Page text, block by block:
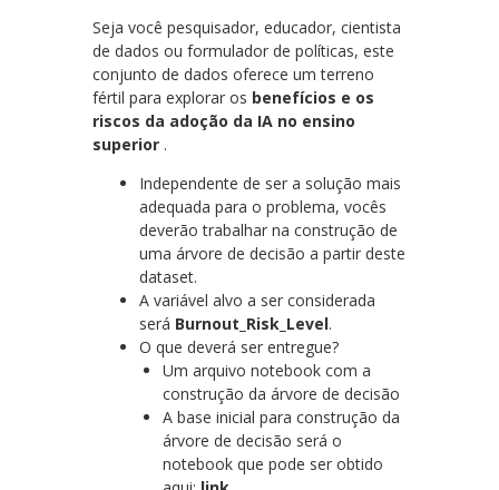
Seja você pesquisador, educador, cientista
de dados ou formulador de políticas, este
conjunto de dados oferece um terreno
fértil para explorar os benefícios e os
riscos da adoção da IA ​​no ensino
superior .
Independente de ser a solução mais
adequada para o problema, vocês
deverão trabalhar na construção de
uma árvore de decisão a partir deste
dataset.
A variável alvo a ser considerada
será Burnout_Risk_Level.
O que deverá ser entregue?
Um arquivo notebook com a
construção da árvore de decisão
A base inicial para construção da
árvore de decisão será o
notebook que pode ser obtido